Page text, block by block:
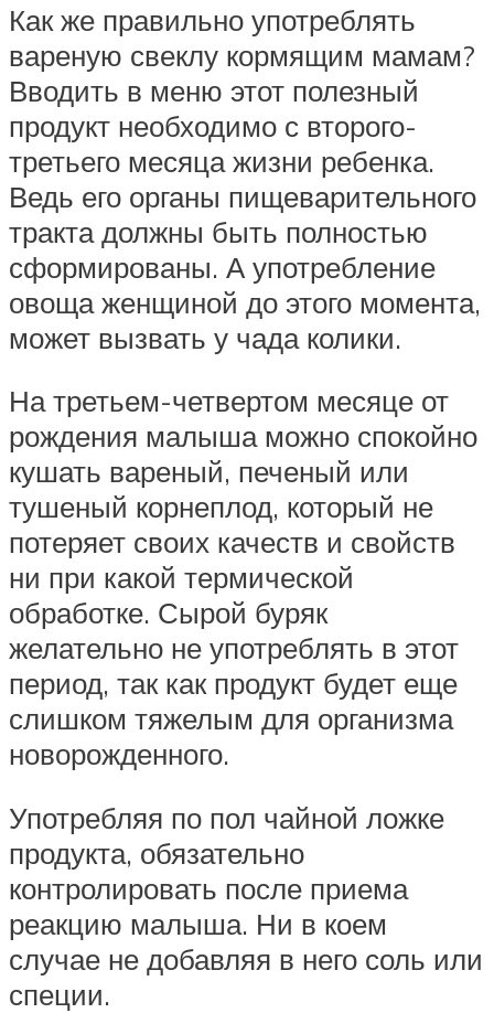
Как же правильно употреблять
вареную свеклу кормящим мамам?
Вводить в меню этот полезный
продукт необходимо с второго-
третьего месяца жизни ребенка.
Ведь его органы пищеварительного
тракта должны быть полностью
сформированы. А употребление
овоща женщиной до этого момента,
может вызвать у чада колики.
На третьем-четвертом месяце от
рождения малыша можно спокойно
кушать вареный, печеный или
тушеный корнеплод, который не
потеряет своих качеств и свойств
ни при какой термической
обработке. Сырой буряк
желательно не употреблять в этот
период, так как продукт будет еще
слишком тяжелым для организма
новорожденного.
Употребляя по пол чайной ложке
продукта, обязательно
контролировать после приема
реакцию малыша. Ни в коем
случае не добавляя в него соль или
специи.